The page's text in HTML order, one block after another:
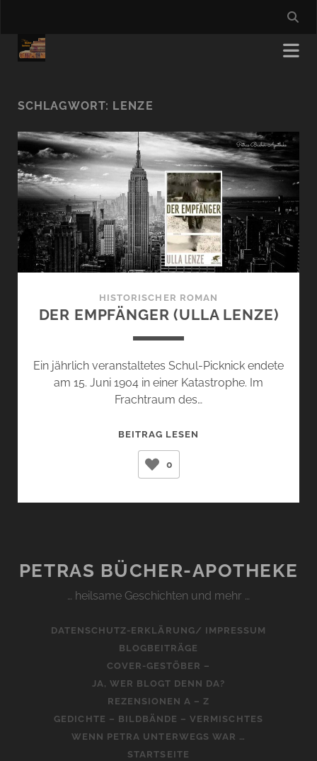
SCHLAGWORT: LENZE
HISTORISCHER ROMAN
DER EMPFÄNGER (ULLA LENZE)
Ein jährlich veranstaltetes Schul-Picknick endete
am 15. Juni 1904 in einer Katastrophe. Im
Frachtraum des…
BEITRAG LESEN
0
PETRAS BÜCHER-APOTHEKE
… heilsame Geschichten und mehr …
DATENSCHUTZ-ERKLÄRUNG/ IMPRESSUM
BLOGBEITRÄGE
COVER-GESTÖBER –
JA, WER BLOGT DENN DA?
REZENSIONEN A – Z
GEDICHTE – BILDBÄNDE – VERMISCHTES
WENN PETRA UNTERWEGS WAR …
STARTSEITE